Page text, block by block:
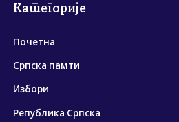
Категорије
Почетна
Српска памти
Избори
Република Српска